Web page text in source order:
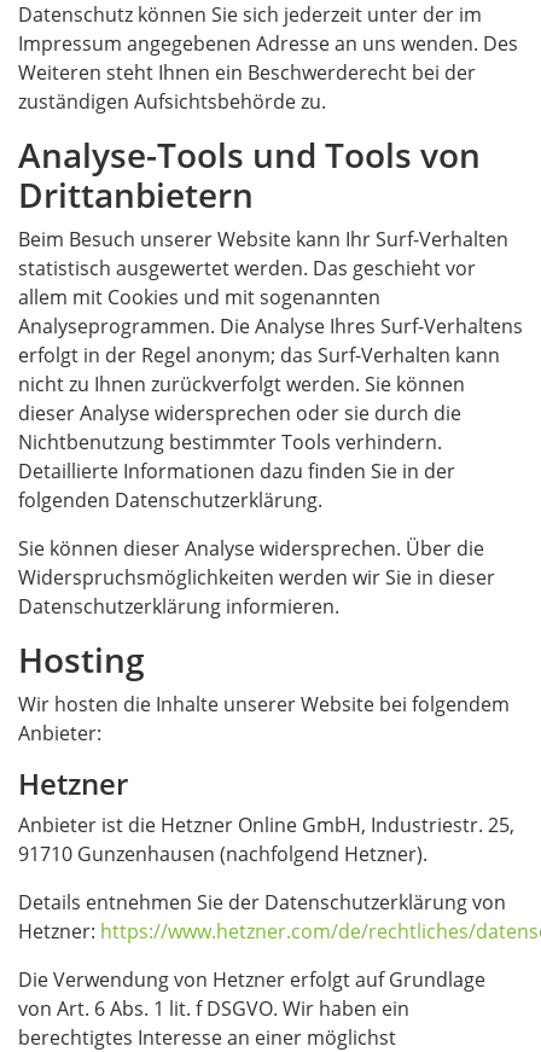
Datenschutz können Sie sich jederzeit unter der im
Impressum angegebenen Adresse an uns wenden. Des
Weiteren steht Ihnen ein Beschwerderecht bei der
zuständigen Aufsichtsbehörde zu.
Analyse-Tools und Tools von
Drittanbietern
Beim Besuch unserer Website kann Ihr Surf-Verhalten
statistisch ausgewertet werden. Das geschieht vor
allem mit Cookies und mit sogenannten
Analyseprogrammen. Die Analyse Ihres Surf-Verhaltens
erfolgt in der Regel anonym; das Surf-Verhalten kann
nicht zu Ihnen zurückverfolgt werden. Sie können
dieser Analyse widersprechen oder sie durch die
Nichtbenutzung bestimmter Tools verhindern.
Detaillierte Informationen dazu finden Sie in der
folgenden Datenschutzerklärung.
Sie können dieser Analyse widersprechen. Über die
Widerspruchsmöglichkeiten werden wir Sie in dieser
Datenschutzerklärung informieren.
Hosting
Wir hosten die Inhalte unserer Website bei folgendem
Anbieter:
Hetzner
Anbieter ist die Hetzner Online GmbH, Industriestr. 25,
91710 Gunzenhausen (nachfolgend Hetzner).
Details entnehmen Sie der Datenschutzerklärung von
Hetzner: https://www.hetzner.com/de/rechtliches/
Die Verwendung von Hetzner erfolgt auf Grundlage
von Art. 6 Abs. 1 lit. f DSGVO. Wir haben ein
berechtigtes Interesse an einer möglichst